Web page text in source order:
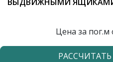
Цена за пог.м